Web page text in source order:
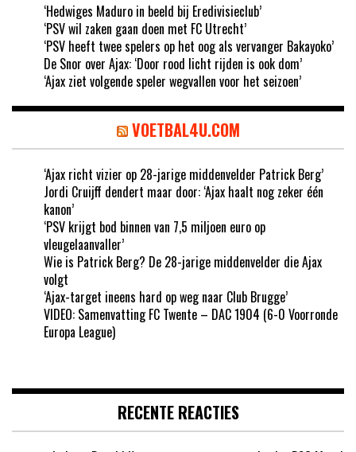
‘Hedwiges Maduro in beeld bij Eredivisieclub’
‘PSV wil zaken gaan doen met FC Utrecht’
‘PSV heeft twee spelers op het oog als vervanger Bakayoko’
De Snor over Ajax: ‘Door rood licht rijden is ook dom’
‘Ajax ziet volgende speler wegvallen voor het seizoen’
VOETBAL4U.COM
‘Ajax richt vizier op 28-jarige middenvelder Patrick Berg’
Jordi Cruijff dendert maar door: ‘Ajax haalt nog zeker één
kanon’
‘PSV krijgt bod binnen van 7,5 miljoen euro op
vleugelaanvaller’
Wie is Patrick Berg? De 28-jarige middenvelder die Ajax
volgt
‘Ajax-target ineens hard op weg naar Club Brugge’
VIDEO: Samenvatting FC Twente – DAC 1904 (6-0 Voorronde
Europa League)
RECENTE REACTIES